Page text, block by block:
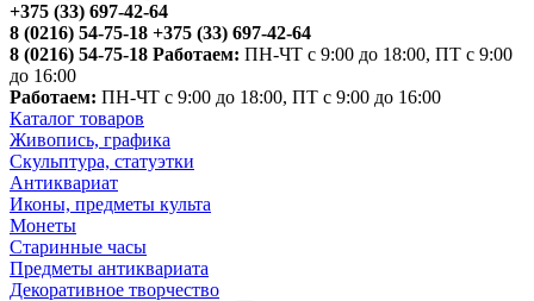
+375 (33) 697-42-64
8 (0216) 54-75-18 +375 (33) 697-42-64
8 (0216) 54-75-18 Работаем: ПН-ЧТ с 9:00 до 18:00, ПТ с 9:00
до 16:00
Работаем: ПН-ЧТ с 9:00 до 18:00, ПТ с 9:00 до 16:00
Каталог товаров
Живопись, графика
Скульптура, статуэтки
Антиквариат
Иконы, предметы культа
Монеты
Старинные часы
Предметы антиквариата
Декоративное творчество